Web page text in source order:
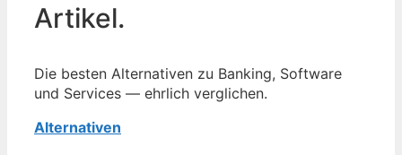
Artikel.
Die besten Alternativen zu Banking, Software
und Services — ehrlich verglichen.
Alternativen